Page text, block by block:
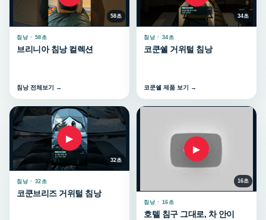
58초
침낭 · 58초
브리니아 침낭 컬렉션
침낭 전체보기 →
34초
침낭 · 34초
코쿤쉘 거위털 침낭
코쿤쉘 제품 보기 →
▶
32초
침낭 · 32초
코쿤브리즈 거위털 침낭
▶
16초
침낭 · 16초
호텔 침구 그대로, 차 안이